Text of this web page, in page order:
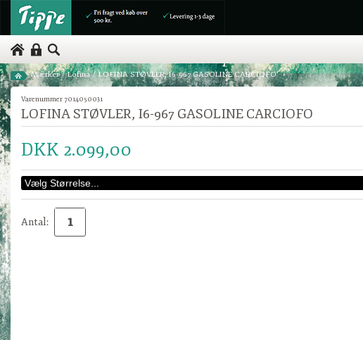
Mærker/ Lofina/ LOFINA STØVLER, I6-967 GASOLINE CARCIOFO
Varenummer 7014050031
LOFINA STØVLER, I6-967 GASOLINE CARCIOFO
DKK 2.099,00
Antal: